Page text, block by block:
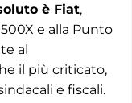
è Fiat,
e alla Punto
al
il più criticato,
e fiscali.